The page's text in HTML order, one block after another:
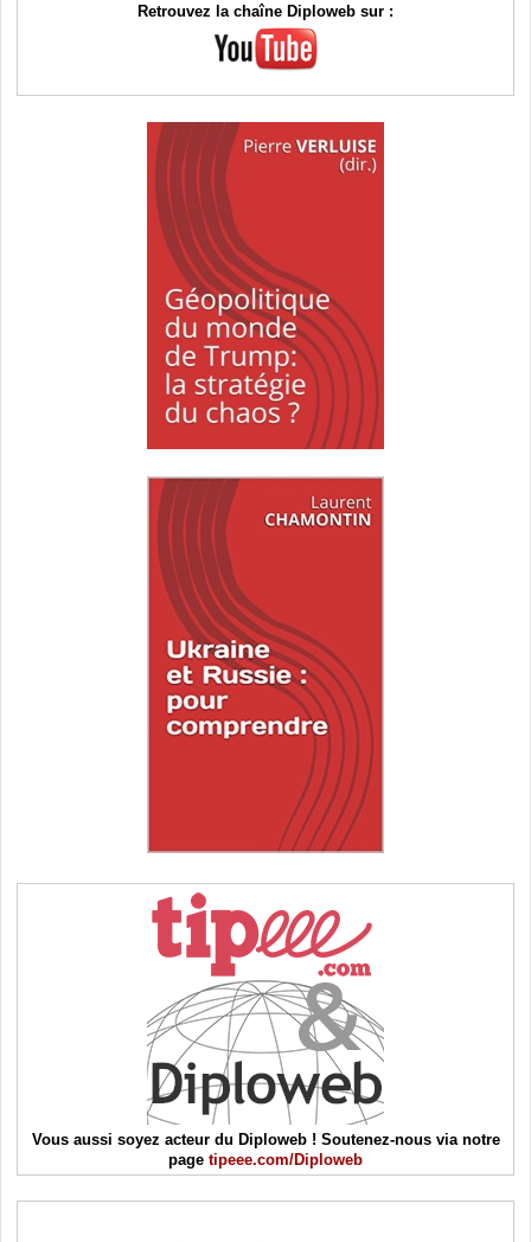
Retrouvez la chaîne Diploweb sur :
Vous aussi soyez acteur du Diploweb ! Soutenez-nous via notre
page tipeee.com/Diploweb